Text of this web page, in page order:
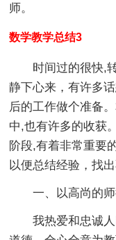
师。
数学教学总结3
时间过的很快,转
静下心来，有许多
后的工作做个准备
中,也有许多的收获
阶段,有着非常重要
以便总结经验，找
一、以高尚的
我热爱和忠诚人